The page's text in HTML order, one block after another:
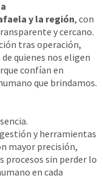
y la región, con
y cercano.
tras operación,
quienes nos eligen
confían en
que brindamos.
y herramientas
mayor precisión,
procesos sin perder lo
en cada